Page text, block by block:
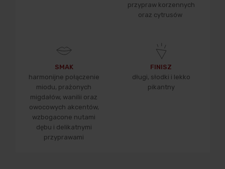
przypraw korzennych
oraz cytrusów
SMAK
harmonijne połączenie
miodu, prażonych
migdałów, wanilii oraz
owocowych akcentów,
wzbogacone nutami
dębu i delikatnymi
przyprawami
FINISZ
długi, słodki i lekko
pikantny